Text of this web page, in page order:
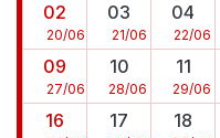
02
20/06
03
21/06
04
22/06
09
27/06
10
28/06
11
29/06
16 17 18